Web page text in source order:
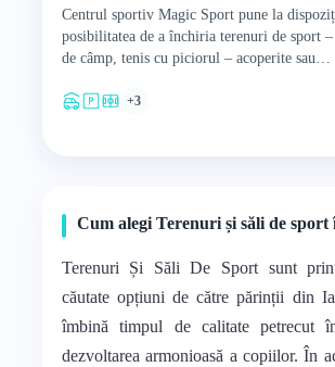
Centrul sportiv Magic Sport pune la
posibilitatea de a închiria terenuri de sport
de câmp, tenis cu piciorul – acoperite sau…
+3
Cum alegi Terenuri și săli de sport
Terenuri Și Săli De Sport sunt
căutate opțiuni de către părinții din
îmbină timpul de calitate petrecut
dezvoltarea armonioasă a copiilor. În